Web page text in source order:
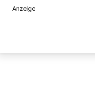
Anzeige